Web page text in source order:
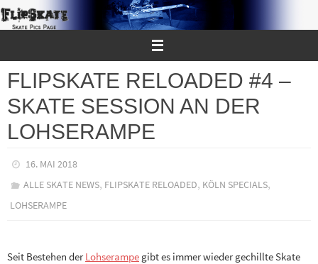
Zum
Inhalt
FLIPSKATE RELOADED #4 –
SKATE SESSION AN DER
LOHSERAMPE
16. MAI 2018
ALLE SKATE NEWS, FLIPSKATE RELOADED, KÖLN SPECIALS,
LOHSERAMPE
Seit Bestehen derLohserampe gibt es immer wieder gechillte Skate